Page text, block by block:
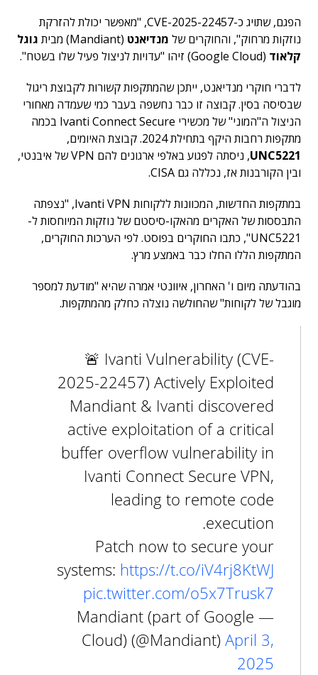
הפגם, שתויג כ-CVE-2025-22457, "מאפשר יכולת להזרקת
נוזקות מרחוק", והחוקרים של מנדיאנט (Mandiant) מבית
גוגל
קלאוד (Google Cloud) זיהו "עדויות לניצול פעיל שלו בשטח".
לדברי חוקרי מנדיאנט, ייתכן שהמתקפות קשורות לקבוצת ריגול
שבסיסה בסין. קבוצה זו כבר נחשפה בעבר כמי שעמדה מאחורי
הניצול ה"המוני" של מכשירי Ivanti Connect Secure בכמה
מתקפות רחבות היקף בתחילת 2024. קבוצת האיומים,
UNC5221
, ניסתה לפגוע באלפי ארגונים להם VPN של איבנטי,
ובין הקורבנות אז, נכללה גם CISA.
במתקפות החדשות, המכוונות ללקוחות Ivanti VPN, "נצפתה
התבססות של האקרים מהאקו-סיסטם של נוזקות המיוחסות ל-
UNC5221", כתבו החוקרים בפוסט. לפי הערכות החוקרים,
המתקפות הללו החלו כבר באמצע מרץ.
בהודעתה מיום ו' האחרון, איוונטי אמרה שהיא "מודעת למספר
מוגבל של לקוחות" שהחולשה נוצלה כחלק מהמתקפות.
🚨 Ivanti Vulnerability (CVE-
2025-22457) Actively Exploited
Mandiant & Ivanti discovered
active exploitation of a critical
buffer overflow vulnerability in
Ivanti Connect Secure VPN,
leading to remote code
execution.
Patch now to secure your
systems: https://t.co/iV4rj8KtWJ
pic.twitter.com/o5x7Trusk7
— Mandiant (part of Google
Cloud) (@Mandiant) April 3,
2025